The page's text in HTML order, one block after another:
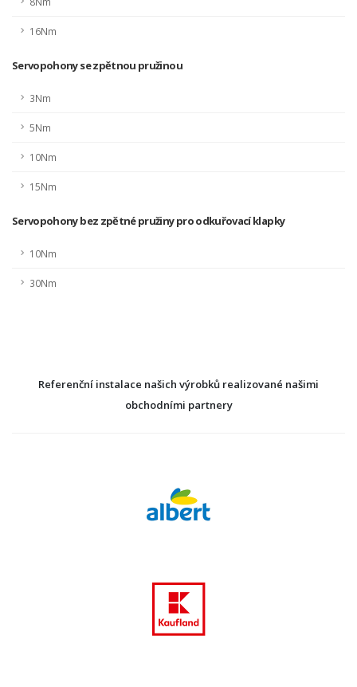
16Nm
Servopohony se zpětnou pružinou
3Nm
5Nm
10Nm
15Nm
Servopohony bez zpětné pružiny pro odkuřovací klapky
10Nm
30Nm
Referenční instalace našich výrobků realizované našimi
obchodními partnery